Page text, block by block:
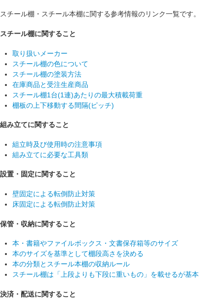
スチール棚・スチール本棚に関する参考情報のリンク一覧です。
スチール棚に関すること
取り扱いメーカー
スチール棚の色について
スチール棚の塗装方法
在庫商品と受注生産商品
スチール棚1台(1連)あたりの最大積載荷重
棚板の上下移動する間隔(ピッチ)
組み立てに関すること
組立時及び使用時の注意事項
組み立てに必要な工具類
設置・固定に関すること
壁固定による転倒防止対策
床固定による転倒防止対策
保管・収納に関すること
本・書籍やファイルボックス・文書保存箱等のサイズ
本のサイズを基準として棚段高さを決める
本の分類とスチール本棚の収納ルール
スチール棚は「上段よりも下段に重いもの」を載せるが基本
決済・配送に関すること